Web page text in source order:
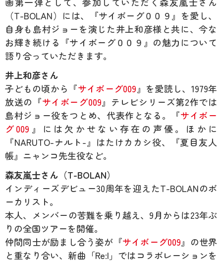
（T-BOLAN）には、『サイボーグ００９』を愛し、
自身も島村ジョーを演じた井上和彦様と共に、今な
お輝き続ける『サイボーグ００９』の魅力について
語り合っていただきます。
井上和彦さん
子どもの頃から『サイボーグ009』を愛読し、1979年
放送の『サイボーグ009』テレビシリーズ第2作では
島村ジョー役をつとめ、代表作となる。『サイボー
グ009 』には欠かせない存在の声優。ほかに
『NARUTO-ナルト-』はたけカカシ役、『夏目友人
帳』ニャンコ先生役など。
森友嵐士さん（T-BOLAN）
インディーズデビュー30周年を迎えたT-BOLANのボ
ーカリスト。
本人、メンバーの苦難を乗り越え、9月からは23年ぶ
りの全国ツアーを開催。
仲間同士が励まし合う姿が『サイボーグ009』の世界
と重なり合い、新曲「Re:I」ではコラボレーションを